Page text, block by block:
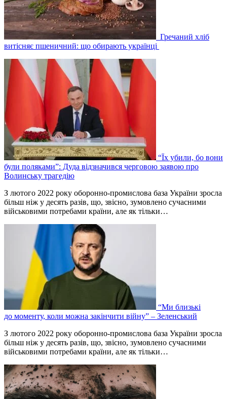
Гречаний хліб
витісняє пшеничний: що обирають українці
“Їх убили, бо вони
були поляками”: Дуда відзначився черговою заявою про
Волинську трагедію
З лютого 2022 року оборонно-промислова база України зросла
більш ніж у десять разів, що, звісно, зумовлено сучасними
військовими потребами країни, але як тільки…
“Ми близькі
до моменту, коли можна закінчити війну” – Зеленський
З лютого 2022 року оборонно-промислова база України зросла
більш ніж у десять разів, що, звісно, зумовлено сучасними
військовими потребами країни, але як тільки…